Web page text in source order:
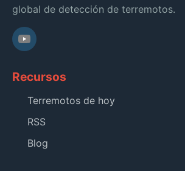
global de detección de terremotos.
Recursos
Terremotos de hoy
RSS
Blog